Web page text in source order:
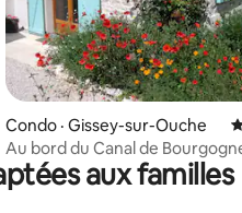
de 4,84 sur 5, 324
Condo · Gissey-sur-Ouche
Au bord du Canal de
pleine nature.aux familles